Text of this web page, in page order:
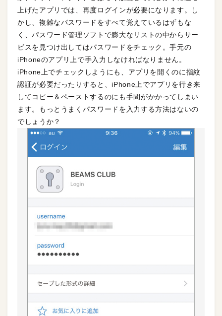
上げたアプリでは、再度ログインが必要になります。し
かし、複雑なパスワードをすべて覚えているはずもな
く、パスワード管理ソフトで膨大なリストの中からサー
ビスを見つけ出してはパスワードをチェック。手元の
iPhoneのアプリ上で手入力しなければなりません。
iPhone上でチェックしようにも、アプリを開くのに指紋
認証が必要だったりすると、iPhone上でアプリを行き来
してコピー＆ペーストするのにも手間がかかってしまい
ます。もっとうまくパスワードを入力する方法はないの
でしょうか？